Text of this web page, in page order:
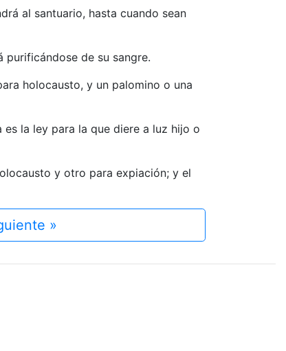
al santuario, hasta cuando sean
purificándose de su sangre.
holocausto, y un palomino o una
la ley para la que diere a luz hijo o
y otro para expiación; y el
»